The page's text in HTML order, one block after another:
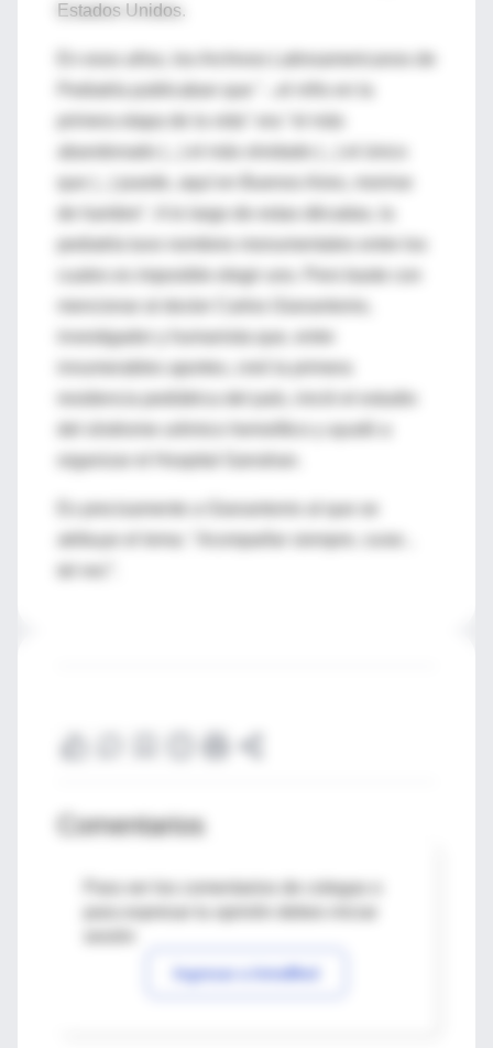
Estados Unidos.
primera etapa de la vida" era "el más
que (...) puede, aquí en Buenos Aires, morirse
de hambre". A lo largo de estas décadas, la
cuales es imposible elegir uno. Pero baste con
investigador y humanista que, entre
innumerables aportes, creó la primera
organizar el Hospital Garrahan.
Comentarios
Para ver los comentarios de colegas o
Ingresar a IntraMed